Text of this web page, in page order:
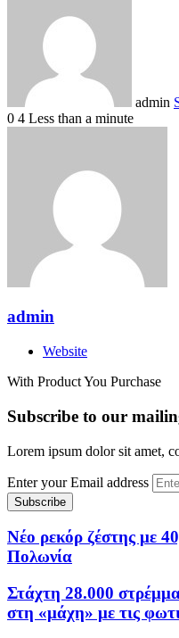
admin
0 4 Less than a minute
admin
Website
With Product You Purchase
Subscribe to our
Lorem ipsum dolor sit amet,
Enter your Email address
Νέο ρεκόρ ζέστης με
Πολωνία
Στάχτη 28.000
στη «μάχη» με τις